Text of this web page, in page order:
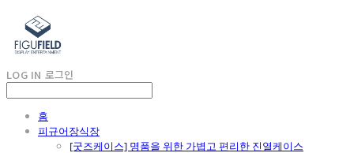
LOG IN 로그인
홈
피규어장식장
[굿즈케이스] 명품을 위한 가볍고 편리한 진열케이스